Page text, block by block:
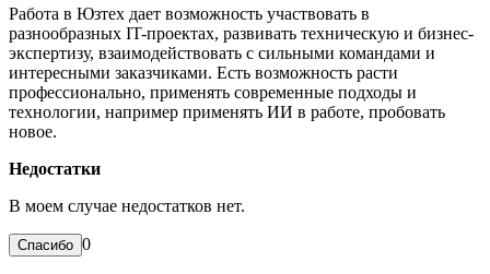
Работа в Юзтех дает возможность участвовать в
разнообразных IT-проектах, развивать техническую и бизнес-
экспертизу, взаимодействовать с сильными командами и
интересными заказчиками. Есть возможность расти
профессионально, применять современные подходы и
технологии, например применять ИИ в работе, пробовать
новое.
Недостатки
В моем случае недостатков нет.
0